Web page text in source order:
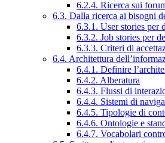
6.2.4. Ricerca sui
6.3. Dalla ricerca ai bisogni
6.3.1. User stories per
6.3.2. Job stories per
6.3.3. Criteri di
6.4. Architettura
6.4.1. Definire
6.4.2. Alberatura
6.4.3. Flussi di
6.4.4. Sistemi di
6.4.5. Tipologie di
6.4.6. Ontologie e
6.4.7. Vocabolari